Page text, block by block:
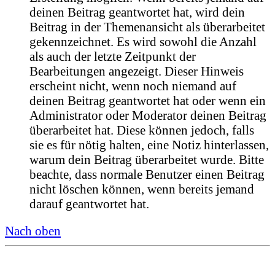
deinen Beitrag geantwortet hat, wird dein
Beitrag in der Themenansicht als überarbeitet
gekennzeichnet. Es wird sowohl die Anzahl
als auch der letzte Zeitpunkt der
Bearbeitungen angezeigt. Dieser Hinweis
erscheint nicht, wenn noch niemand auf
deinen Beitrag geantwortet hat oder wenn ein
Administrator oder Moderator deinen Beitrag
überarbeitet hat. Diese können jedoch, falls
sie es für nötig halten, eine Notiz hinterlassen,
warum dein Beitrag überarbeitet wurde. Bitte
beachte, dass normale Benutzer einen Beitrag
nicht löschen können, wenn bereits jemand
darauf geantwortet hat.
Nach oben